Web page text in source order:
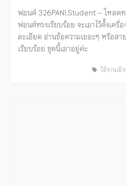
ฟอนต์ 326PANI.Student – โหลด
ฟอนต์ทรงเรียบร้อย จะเอาไว้ตั้งเค
ละเอียด อ่านข้อความเยอะๆ หรือส
เรียบร้อย ชุดนี้เอาอยู่ค่ะ
ใช้งานเ